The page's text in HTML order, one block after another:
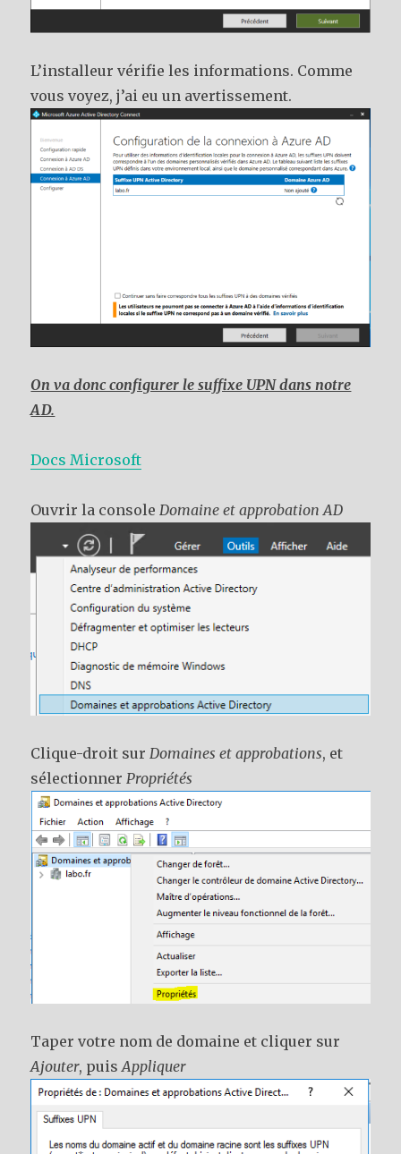
L’installeur vérifie les informations. Comme
vous voyez, j’ai eu un avertissement.
On va donc configurer le suffixe UPN dans notre
AD.
Docs Microsoft
Ouvrir la consoleDomaine et approbation AD
Clique-droit sur Domaines et approbations, et
sélectionner Propriétés
Taper votre nom de domaine et cliquer sur
Ajouter, puisAppliquer